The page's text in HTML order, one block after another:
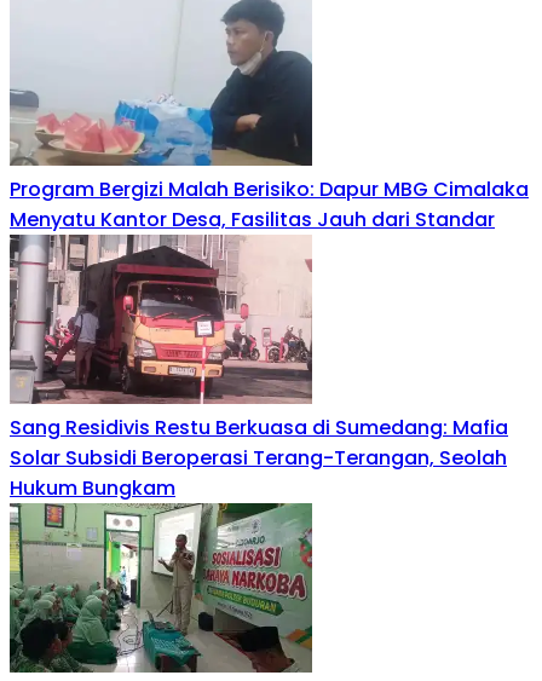
Program Bergizi Malah Berisiko: Dapur MBG Cimalaka
Menyatu Kantor Desa, Fasilitas Jauh dari Standar
Sang Residivis Restu Berkuasa di Sumedang: Mafia
Solar Subsidi Beroperasi Terang-Terangan, Seolah
Hukum Bungkam